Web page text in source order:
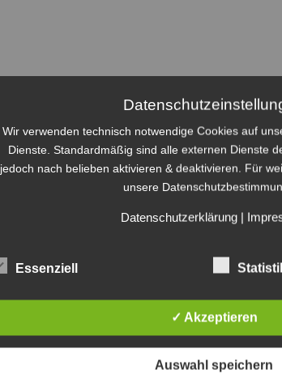
Wir verwenden technisch notwendige Cookies auf
Dienste. Standardmäßig sind alle externen Dienste
jedoch nach belieben aktivieren & deaktivieren. Für
unsere
Datenschutzerklärung|
Essenziell
✓ Akzeptieren
Auswahl speichern